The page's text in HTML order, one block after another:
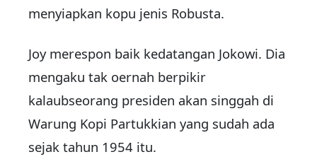
menyiapkan kopu jenis Robusta.
Joy merespon baik kedatangan Jokowi. Dia
mengaku tak oernah berpikir
kalaubseorang presiden akan singgah di
Warung Kopi Partukkian yang sudah ada
sejak tahun 1954 itu.